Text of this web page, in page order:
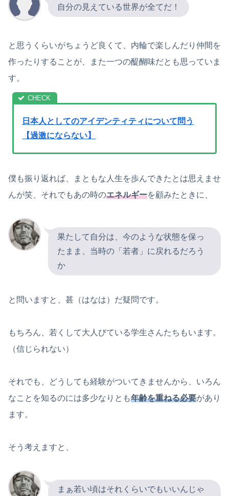
自分の見えている世界が全てだ！
と思うくらいがちょうど良くて、内輪で楽しんだり仲間を
作ったりすることが、また一つの醍醐味だとも思っていま
す。
日本人としてのアイデンティティについて問う
【過激にならない】
僕も振り返れば、まともな人生を歩んできたとは思えませ
んが笑、それでもあの時のエネルギーを顧みたときに、
果たして自分は、今のような状態を保っ
たまま、当時の「若者」に戻れるだろう
か
と問いますと、甚（はなは）だ疑問です。
もちろん、若くして大人びている学生さんたちもいます。
（信じられない）
それでも、どうしても経験がついてきませんから、いろん
なことを知るのには多少なりとも年齢を重ねる必要があり
ます。
そう考えますと、
まぁ若い頃はそれくらいでもいいんじゃ